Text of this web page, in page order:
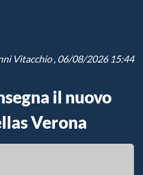
Vitacchio, 06/08/2026 15:44
il nuovo
Verona